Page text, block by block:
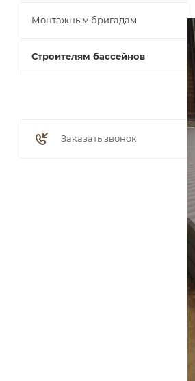
Монтажным бригадам
Строителям бассейнов
Заказать звонок